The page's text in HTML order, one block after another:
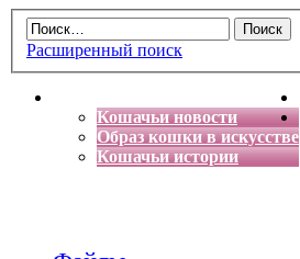
Расширенный поиск
Кошачьи новости
Образ кошки в искусстве
Кошачьи истории